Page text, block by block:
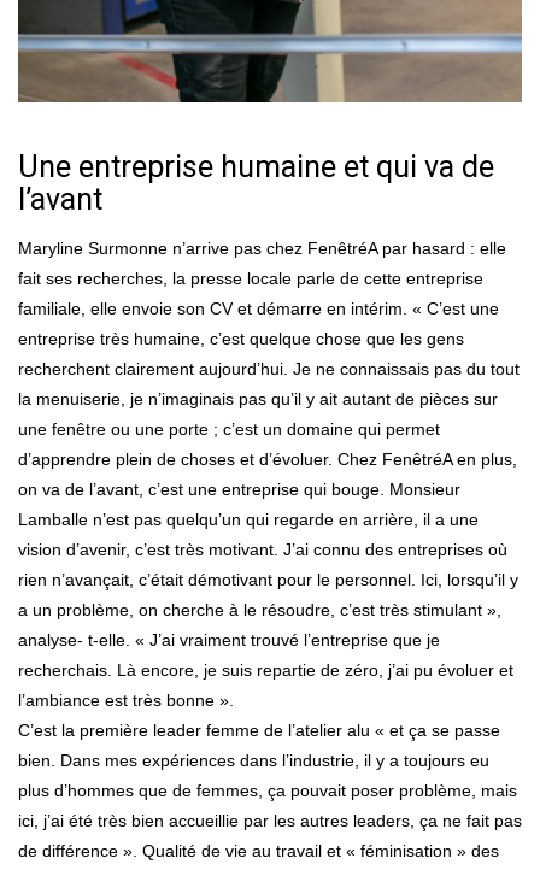
Une entreprise humaine et qui va de
l’avant
Maryline Surmonne n’arrive pas chez FenêtréA par hasard : elle
fait ses recherches, la presse locale parle de cette entreprise
familiale, elle envoie son CV et démarre en intérim. « C’est une
entreprise très humaine, c’est quelque chose que les gens
recherchent clairement aujourd’hui. Je ne connaissais pas du tout
la menuiserie, je n’imaginais pas qu’il y ait autant de pièces sur
une fenêtre ou une porte ; c’est un domaine qui permet
d’apprendre plein de choses et d’évoluer. Chez FenêtréA en plus,
on va de l’avant, c’est une entreprise qui bouge. Monsieur
Lamballe n’est pas quelqu’un qui regarde en arrière, il a une
vision d’avenir, c’est très motivant. J’ai connu des entreprises où
rien n’avançait, c’était démotivant pour le personnel. Ici, lorsqu’il y
a un problème, on cherche à le résoudre, c’est très stimulant »,
analyse- t-elle. « J’ai vraiment trouvé l’entreprise que je
recherchais. Là encore, je suis repartie de zéro, j’ai pu évoluer et
l’ambiance est très bonne ».
C’est la première leader femme de l’atelier alu « et ça se passe
bien. Dans mes expériences dans l’industrie, il y a toujours eu
plus d’hommes que de femmes, ça pouvait poser problème, mais
ici, j’ai été très bien accueillie par les autres leaders, ça ne fait pas
de différence ». Qualité de vie au travail et « féminisation » des